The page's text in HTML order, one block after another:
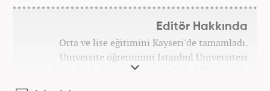
Editör Hakkında
Orta ve lise eğitimini Kayseri'de tamamladı.
Üniversite öğrenimini İstanbul Üniversitesi
Coğrafya bölümünde tamamladı. 2008 yılında